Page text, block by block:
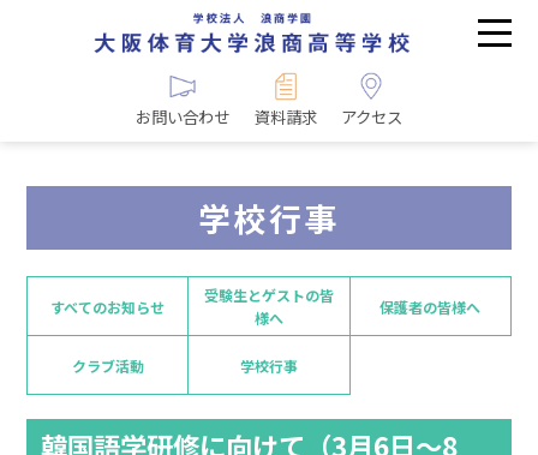
お問い合わせ 資料請求 アクセス
学校行事
すべてのお知らせ
受験生とゲストの皆
様へ
保護者の皆様へ
クラブ活動 学校行事
韓国語学研修に向けて（3月6日～8